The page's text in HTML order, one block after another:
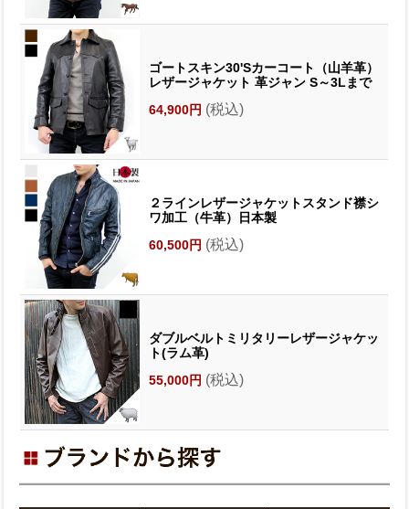
ゴートスキン30'Sカーコート（山羊革）
レザージャケット 革ジャン S～3Lまで
64,900円 (税込)
２ラインレザージャケットスタンド襟シ
ワ加工（牛革）日本製
60,500円 (税込)
ダブルベルトミリタリーレザージャケッ
ト(ラム革)
55,000円 (税込)